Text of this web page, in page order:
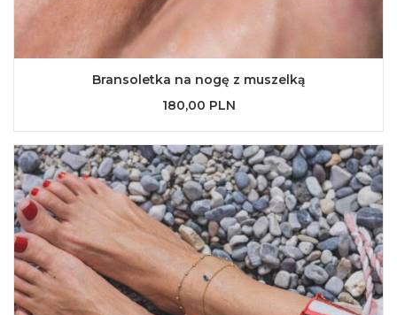
Bransoletka na nogę z muszelką
180,00 PLN